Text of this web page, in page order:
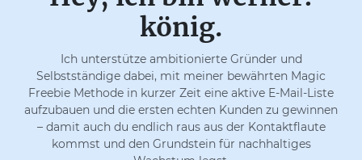
könig.
Ich unterstütze ambitionierte Gründer und
Selbstständige dabei, mit meiner bewährten Magic
Freebie Methode in kurzer Zeit eine aktive E-Mail-Liste
aufzubauen und die ersten echten Kunden zu gewinnen
– damit auch du endlich raus aus der Kontaktflaute
kommst und den Grundstein für nachhaltiges